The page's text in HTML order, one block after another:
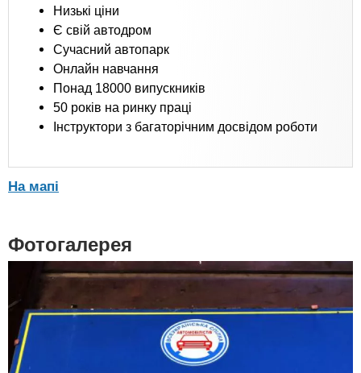
Низькі ціни
Є свій автодром
Сучасний автопарк
Онлайн навчання
Понад 18000 випускників
50 років на ринку праці
Інструктори з багаторічним досвідом роботи
На мапі
Фотогалерея